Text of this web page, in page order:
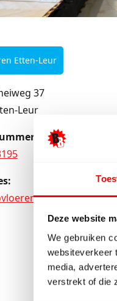
Deze website
We gebruiken
websiteverkeer
media,
verstrekt of die
Etten-Leur
37
Leur